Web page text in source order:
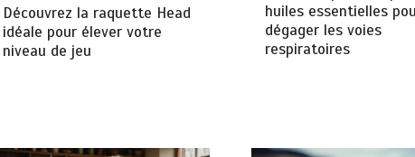
Découvrez la raquette Head
idéale pour élever votre
niveau de jeu
huiles essentielles
dégager les voies
respiratoires